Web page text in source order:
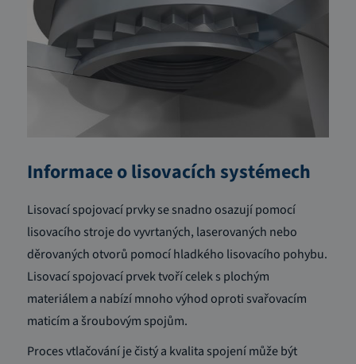
Informace o lisovacích systémech
Lisovací spojovací prvky se snadno osazují pomocí
lisovacího stroje do vyvrtaných, laserovaných nebo
děrovaných otvorů pomocí hladkého lisovacího pohybu.
Lisovací spojovací prvek tvoří celek s plochým
materiálem a nabízí mnoho výhod oproti svařovacím
maticím a šroubovým spojům.
Proces vtlačování je čistý a kvalita spojení může být